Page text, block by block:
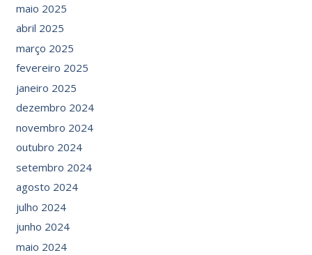
maio 2025
abril 2025
março 2025
fevereiro 2025
janeiro 2025
dezembro 2024
novembro 2024
outubro 2024
setembro 2024
agosto 2024
julho 2024
junho 2024
maio 2024